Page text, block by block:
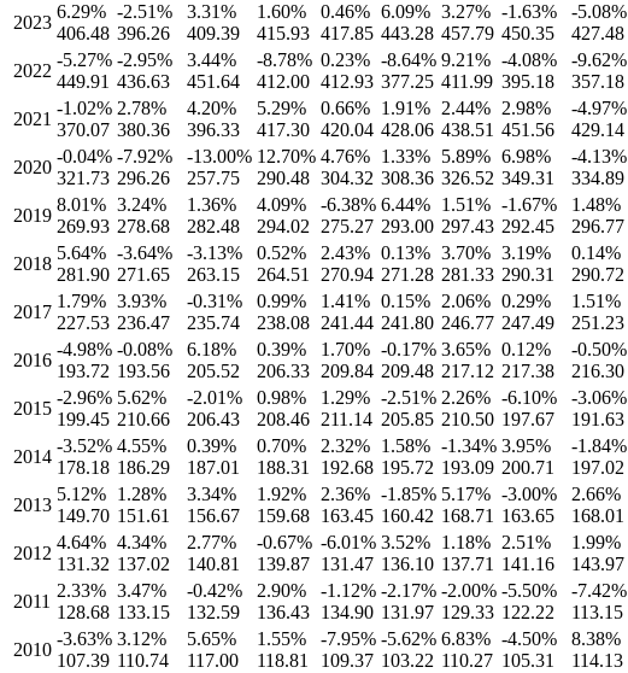
2023
6.29%
406.48
-2.51%
396.26
3.31%
409.39
1.60%
415.93
0.46%
417.85
6.09%
443.28
3.27%
457.79
-1.63%
450.35
-5.08%
427.48
2022
-5.27%
449.91
-2.95%
436.63
3.44%
451.64
-8.78%
412.00
0.23%
412.93
-8.64%
377.25
9.21%
411.99
-4.08%
395.18
-9.62%
357.18
2021
-1.02%
370.07
2.78%
380.36
4.20%
396.33
5.29%
417.30
0.66%
420.04
1.91%
428.06
2.44%
438.51
2.98%
451.56
-4.97%
429.14
2020
-0.04%
321.73
-7.92%
296.26
-13.00%
257.75
12.70%
290.48
4.76%
304.32
1.33%
308.36
5.89%
326.52
6.98%
349.31
-4.13%
334.89
2019
8.01%
269.93
3.24%
278.68
1.36%
282.48
4.09%
294.02
-6.38%
275.27
6.44%
293.00
1.51%
297.43
-1.67%
292.45
1.48%
296.77
2018
5.64%
281.90
-3.64%
271.65
-3.13%
263.15
0.52%
264.51
2.43%
270.94
0.13%
271.28
3.70%
281.33
3.19%
290.31
0.14%
290.72
2017
1.79%
227.53
3.93%
236.47
-0.31%
235.74
0.99%
238.08
1.41%
241.44
0.15%
241.80
2.06%
246.77
0.29%
247.49
1.51%
251.23
2016
-4.98%
193.72
-0.08%
193.56
6.18%
205.52
0.39%
206.33
1.70%
209.84
-0.17%
209.48
3.65%
217.12
0.12%
217.38
-0.50%
216.30
2015
-2.96%
199.45
5.62%
210.66
-2.01%
206.43
0.98%
208.46
1.29%
211.14
-2.51%
205.85
2.26%
210.50
-6.10%
197.67
-3.06%
191.63
2014
-3.52%
178.18
4.55%
186.29
0.39%
187.01
0.70%
188.31
2.32%
192.68
1.58%
195.72
-1.34%
193.09
3.95%
200.71
-1.84%
197.02
2013
5.12%
149.70
1.28%
151.61
3.34%
156.67
1.92%
159.68
2.36%
163.45
-1.85%
160.42
5.17%
168.71
-3.00%
163.65
2.66%
168.01
2012
4.64%
131.32
4.34%
137.02
2.77%
140.81
-0.67%
139.87
-6.01%
131.47
3.52%
136.10
1.18%
137.71
2.51%
141.16
1.99%
143.97
2011
2.33%
128.68
3.47%
133.15
-0.42%
132.59
2.90%
136.43
-1.12%
134.90
-2.17%
131.97
-2.00%
129.33
-5.50%
122.22
-7.42%
113.15
2010
-3.63%
107.39
3.12%
110.74
5.65%
117.00
1.55%
118.81
-7.95%
109.37
-5.62%
103.22
6.83%
110.27
-4.50%
105.31
8.38%
114.13